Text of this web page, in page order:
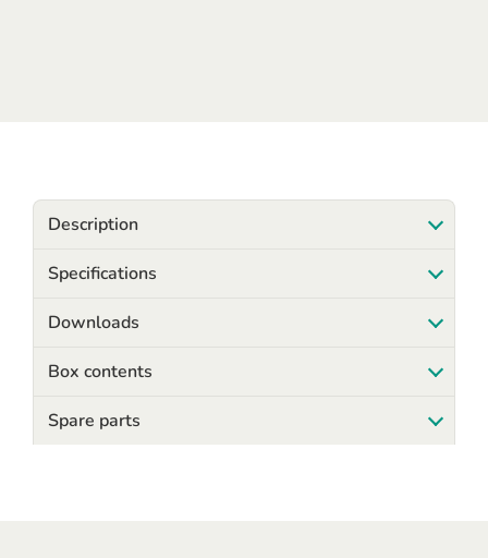
Description
Specifications
Downloads
Box contents
Spare parts